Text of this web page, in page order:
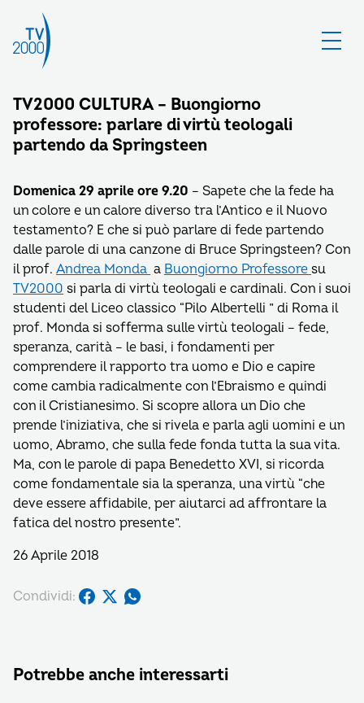
TV2000 CULTURA – Buongiorno
professore: parlare di virtù teologali
partendo da Springsteen
Domenica 29 aprile ore 9.20 – Sapete che la fede ha
un colore e un calore diverso tra l’Antico e il Nuovo
testamento? E che si può parlare di fede partendo
dalle parole di una canzone di Bruce Springsteen? Con
il prof. Andrea Monda a Buongiorno Professore su
TV2000 si parla di virtù teologali e cardinali. Con i suoi
studenti del Liceo classico “Pilo Albertelli ” di Roma il
prof. Monda si sofferma sulle virtù teologali – fede,
speranza, carità – le basi, i fondamenti per
comprendere il rapporto tra uomo e Dio e capire
come cambia radicalmente con l’Ebraismo e quindi
con il Cristianesimo. Si scopre allora un Dio che
prende l’iniziativa, che si rivela e parla agli uomini e un
uomo, Abramo, che sulla fede fonda tutta la sua vita.
Ma, con le parole di papa Benedetto XVI, si ricorda
come fondamentale sia la speranza, una virtù “che
deve essere affidabile, per aiutarci ad affrontare la
fatica del nostro presente”.
26 Aprile 2018
Condividi:
Potrebbe anche interessarti